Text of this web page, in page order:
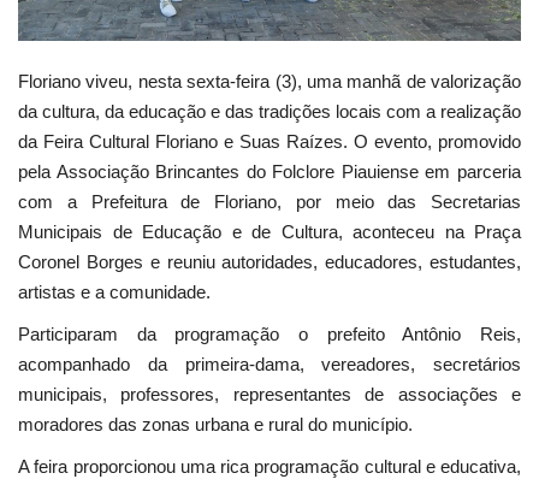
Floriano viveu, nesta sexta-feira (3), uma manhã de valorização
da cultura, da educação e das tradições locais com a realização
da Feira Cultural Floriano e Suas Raízes. O evento, promovido
pela Associação Brincantes do Folclore Piauiense em parceria
com a Prefeitura de Floriano, por meio das Secretarias
Municipais de Educação e de Cultura, aconteceu na Praça
Coronel Borges e reuniu autoridades, educadores, estudantes,
artistas e a comunidade.
Participaram da programação o prefeito Antônio Reis,
acompanhado da primeira-dama, vereadores, secretários
municipais, professores, representantes de associações e
moradores das zonas urbana e rural do município.
A feira proporcionou uma rica programação cultural e educativa,